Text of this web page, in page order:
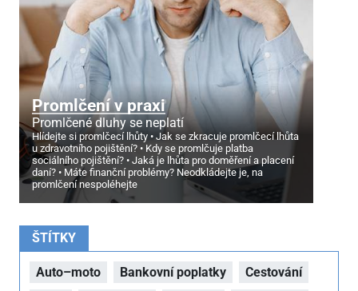
Promlčení v praxi
Promlčené dluhy se neplatí
Hlídejte si promlčecí lhůty
Jak se zkracuje promlčecí lhůta
u zdravotního pojištění?
Kdy se promlčuje platba
sociálního pojištění?
Jaká je lhůta pro doměření a placení
daní?
Máte finanční problémy? Neodkládejte je, na
promlčení nespoléhejte
ŠTÍTKY
Auto–moto Bankovní poplatky
Cestování